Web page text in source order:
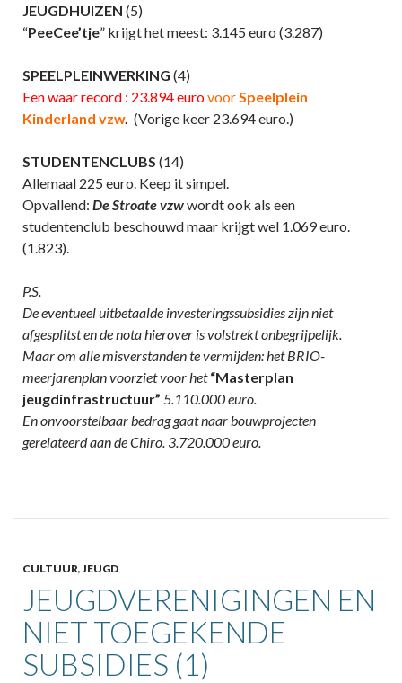
JEUGDHUIZEN (5)
“PeeCee’tje” krijgt het meest: 3.145 euro (3.287)
SPEELPLEINWERKING (4)
Een waar record : 23.894 eurovoorSpeelplein
Kinderland vzw. (Vorige keer 23.694 euro.)
STUDENTENCLUBS (14)
Allemaal 225 euro. Keep it simpel.
Opvallend: De Stroate vzwwordt ook als een
studentenclub beschouwd maar krijgt wel 1.069 euro.
(1.823).
P.S.
De eventueel uitbetaalde investeringssubsidies zijn niet
afgesplitst en de nota hierover is volstrekt onbegrijpelijk.
Maar om alle misverstanden te vermijden: het BRIO-
meerjarenplan voorziet voor het“Masterplan
jeugdinfrastructuur” 5.110.000 euro.
En onvoorstelbaar bedrag gaat naar bouwprojecten
gerelateerd aan de Chiro. 3.720.000 euro.
CULTUUR,JEUGD
JEUGDVERENIGINGEN EN
NIET TOEGEKENDE
SUBSIDIES (1)